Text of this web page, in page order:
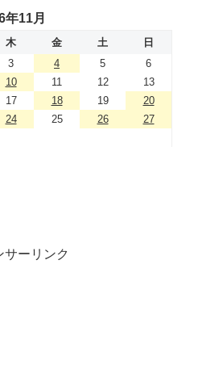
年11月
木 金 土
日
3 4 5
6
10 11 12
13
17 18 19
20
24 25 26
27
サーリンク